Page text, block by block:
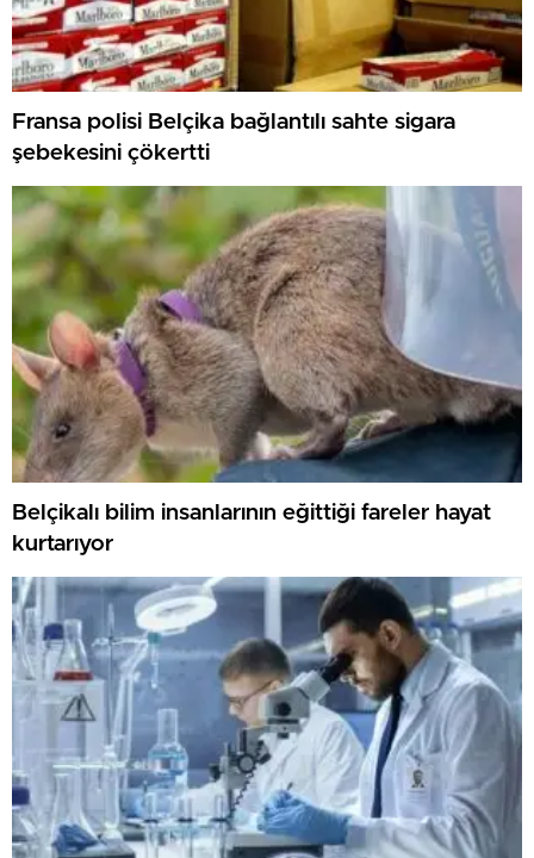
Fransa polisi Belçika bağlantılı sahte sigara
şebekesini çökertti
Belçikalı bilim insanlarının eğittiği fareler hayat
kurtarıyor